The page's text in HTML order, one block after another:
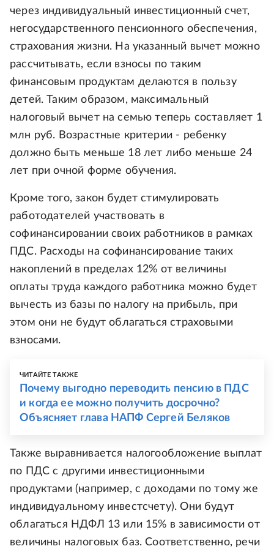
через индивидуальный инвестиционный счет,
негосударственного пенсионного обеспечения,
страхования жизни. На указанный вычет можно
рассчитывать, если взносы по таким
финансовым продуктам делаются в пользу
детей. Таким образом, максимальный
налоговый вычет на семью теперь составляет 1
млн руб. Возрастные критерии - ребенку
должно быть меньше 18 лет либо меньше 24
лет при очной форме обучения.
Кроме того, закон будет стимулировать
работодателей участвовать в
софинансировании своих работников в рамках
ПДС. Расходы на софинансирование таких
накоплений в пределах 12% от величины
оплаты труда каждого работника можно будет
вычесть из базы по налогу на прибыль, при
этом они не будут облагаться страховыми
взносами.
ЧИТАЙТЕ ТАКЖЕ
Почему выгодно переводить пенсию в ПДС
и когда ее можно получить досрочно?
Объясняет глава НАПФ Сергей Беляков
Также выравнивается налогообложение выплат
по ПДС с другими инвестиционными
продуктами (например, с доходами по тому же
индивидуальному инвестсчету). Они будут
облагаться НДФЛ 13 или 15% в зависимости от
величины налоговых баз. Соответственно, речи